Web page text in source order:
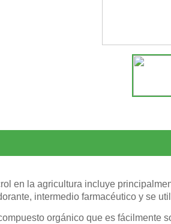
en la agricultura incluye
intermedio farmacéutico y se
orgánico que es fácilmente